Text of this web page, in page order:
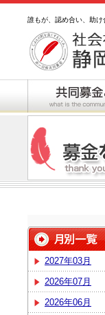
誰もが、認め合い、助
2027年03月
2026年07月
2026年06月